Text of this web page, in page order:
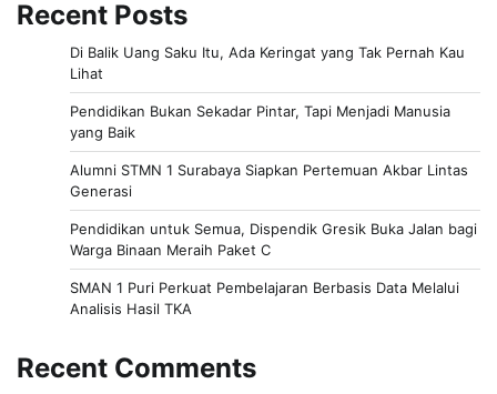
Recent Posts
Di Balik Uang Saku Itu, Ada Keringat yang Tak Pernah Kau
Lihat
Pendidikan Bukan Sekadar Pintar, Tapi Menjadi Manusia
yang Baik
Alumni STMN 1 Surabaya Siapkan Pertemuan Akbar Lintas
Generasi
Pendidikan untuk Semua, Dispendik Gresik Buka Jalan bagi
Warga Binaan Meraih Paket C
SMAN 1 Puri Perkuat Pembelajaran Berbasis Data Melalui
Analisis Hasil TKA
Recent Comments